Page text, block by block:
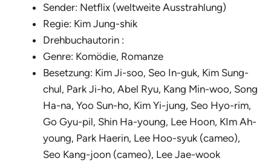
Sender: Netflix (weltweite Ausstrahlung)
Regie: Kim Jung-shik
Drehbuchautorin :
Genre: Komödie, Romanze
Besetzung: Kim Ji-soo, Seo In-guk, Kim Sung-
chul, Park Ji-ho, Abel Ryu, Kang Min-woo, Song
Ha-na, Yoo Sun-ho, Kim Yi-jung, Seo Hyo-rim,
Go Gyu-pil, Shin Ha-young, Lee Hoon, KIm Ah-
young, Park Haerin, Lee Hoo-syuk (cameo),
Seo Kang-joon (cameo), Lee Jae-wook